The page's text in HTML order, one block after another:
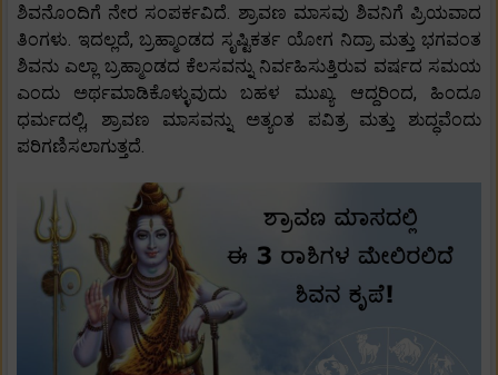
ಶಿವನೊಂದಿಗೆ ನೇರ ಸಂಪರ್ಕವಿದೆ. ಶ್ರಾವಣ ಮಾಸವು ಶಿವನಿಗೆ ಪ್ರಿಯವಾದ
ತಿಂಗಳು. ಇದಲ್ಲದೆ, ಬ್ರಹ್ಮಾಂಡದ ಸೃಷ್ಟಿಕರ್ತ ಯೋಗ ನಿದ್ರಾ ಮತ್ತು ಭಗವಂತ
ಶಿವನು ಎಲ್ಲಾ ಬ್ರಹ್ಮಾಂಡದ ಕೆಲಸವನ್ನು ನಿರ್ವಹಿಸುತ್ತಿರುವ ವರ್ಷದ ಸಮಯ
ಎಂದು ಅರ್ಥಮಾಡಿಕೊಳ್ಳುವುದು ಬಹಳ ಮುಖ್ಯ. ಆದ್ದರಿಂದ, ಹಿಂದೂ
ಧರ್ಮದಲ್ಲಿ, ಶ್ರಾವಣ ಮಾಸವನ್ನು ಅತ್ಯಂತ ಪವಿತ್ರ ಮತ್ತು ಶುದ್ಧವೆಂದು
ಪರಿಗಣಿಸಲಾಗುತ್ತದೆ.